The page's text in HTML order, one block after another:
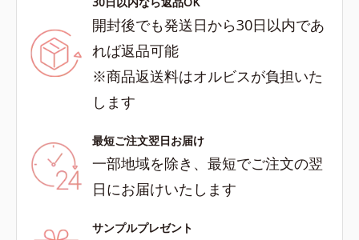
開封後でも発送日から30日以内であ
れば返品可能
※商品返送料はオルビスが負担いた
します
最短ご注文翌日お届け
一部地域を除き、最短でご注文の翌
日にお届けいたします
サンプルプレゼント